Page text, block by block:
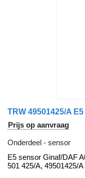
TRW 49501425/A
Prijs op aanvraag
Onderdeel - sensor
E5 sensor Ginaf/DAF
501 425/A, 49501425/A